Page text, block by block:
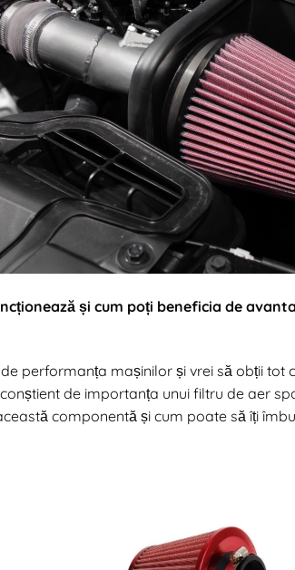
și cum poți beneficia de
performanța mașinilor și vrei să obții tot
de importanța unui filtru de aer
componentă și cum poate să îți